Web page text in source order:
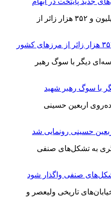
حسینی رونمایی شد
صنفی واگذار شود